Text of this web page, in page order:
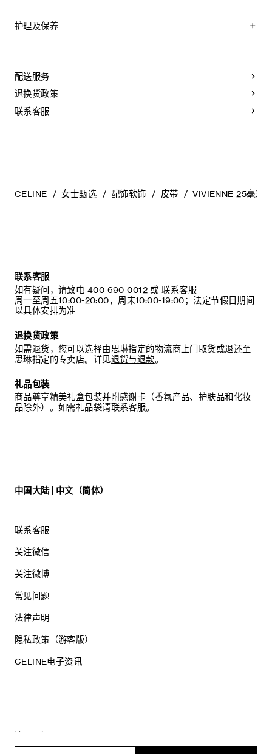
护理及保养
为长期保持皮带美观，请您遵循以下建议：
- 避免接触水、油、香水和化妆品。如果您的皮带不慎接触到
水，应立即以柔软的浅色吸水布轻拭干净。
配送服务
退换货政策
联系客服
CELINE 女士甄选 配饰软饰 皮带 VIVIENNE 25毫米
联系客服
如有疑问，请致电 400 690 0012 或 联系客服
周一至周五10:00-20:00，周末10:00-19:00；法定节假日期间
以具体安排为准
退换货政策
如需退货，您可以选择由思琳指定的物流商上门取货或退还至
思琳指定的专卖店。详见退货与退款。
礼品包装
商品尊享精美礼盒包装并附感谢卡（香氛产品、护肤品和化妆
品除外）。如需礼品袋请联系客服。
中国大陆 | 中文（简体）
联系客服
关注微信
关注微博
常见问题
法律声明
隐私政策（游客版）
CELINE电子资讯
思琳商贸（上海）有限公司